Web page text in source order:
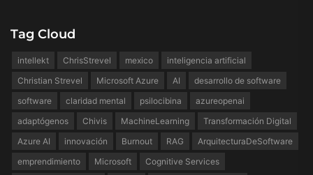
Tag Cloud
intellekt ChrisStrevel mexico
inteligencia artificial
Christian Strevel
Microsoft Azure AI
desarrollo de software
software
claridad mental psilocibina
azureopenai
adaptógenos
Chivis MachineLearning
Transformación Digital
Azure AI
innovación Burnout RAG
ArquitecturaDeSoftware
emprendimiento
Microsoft
Cognitive Services